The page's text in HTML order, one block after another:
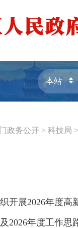
政务公开 > 科技局 >
开展2026年度高
2026年度工作思